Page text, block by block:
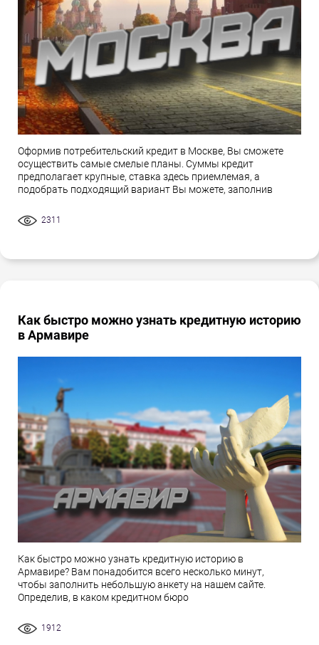
Оформив потребительский кредит в Москве, Вы сможете
осуществить самые смелые планы. Суммы кредит
предполагает крупные, ставка здесь приемлемая, а
подобрать подходящий вариант Вы можете, заполнив
2311
Как быстро можно узнать кредитную историю
в Армавире
Как быстро можно узнать кредитную историю в
Армавире? Вам понадобится всего несколько минут,
чтобы заполнить небольшую анкету на нашем сайте.
Определив, в каком кредитном бюро
1912